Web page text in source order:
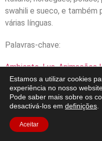
swahili e sueco, e também
várias línguas.
Palavras-chave:
Ambiente,Lua,Animações
Estamos a utilizar cookies
experiência no nosso
Pode saber mais sobre os
desactivá-los em definições
Aceitar